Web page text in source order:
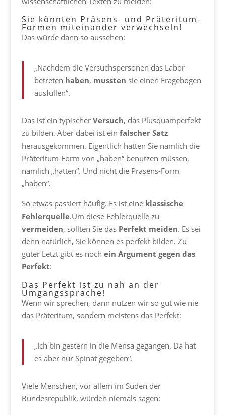
Sie könnten Präsens- und Präteritum-
Formen miteinander verwechseln!
Das würde dann so aussehen:
„Nachdem die Versuchspersonen das Labor
betreten haben, mussten sie einen Fragebogen
ausfüllen“.
Das ist ein typischer Versuch, das Plusquamperfekt
zu bilden. Aber dabei ist ein falscher Satz
herausgekommen. Eigentlich hätten Sie nämlich die
Präteritum-Form von „haben“ benutzen müssen,
nämlich „hatten“. Und nicht die Präsens-Form
„haben“.
So etwas passiert häufig. Es ist eine klassische
Fehlerquelle.Um diese Fehlerquelle zu
vermeiden, sollten Sie das Perfekt meiden. Es sei
denn natürlich, Sie können es perfekt bilden. Zu
guter Letzt gibt es noch ein Argument gegen das
Perfekt:
Das Perfekt ist zu nah an der
Umgangssprache!
Wenn wir sprechen, dann nutzen wir so gut wie nie
das Präteritum, sondern meistens das Perfekt:
„Ich bin gestern in die Mensa gegangen. Da hat
es aber nur Spinat gegeben“.
Viele Menschen, vor allem im Süden der
Bundesrepublik, würden niemals sagen: